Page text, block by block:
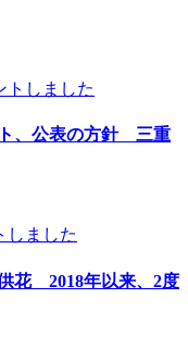
トしました
、公表の方針 三重
しました
花 2018年以来、2度